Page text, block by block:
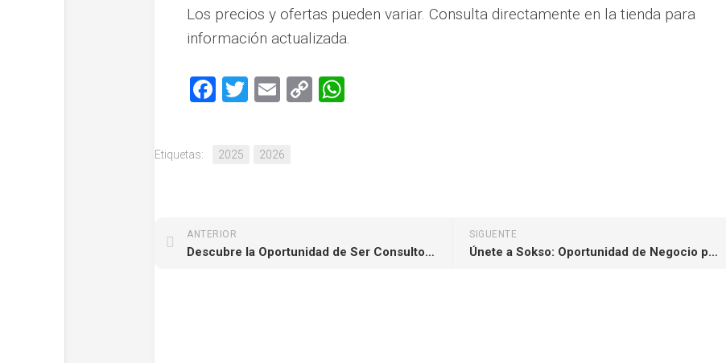
Los precios y ofertas pueden variar. Consulta directamente en la tienda para
información actualizada.
Facebook
Twitter
Email
Copy
Etiquetas: 2025 2026
SIGUENTE
Únete a Sokso: Oportunidad de Negocio para Consultoras
ANTERIOR
Descubre la Oportunidad de Ser Consultora Sokso